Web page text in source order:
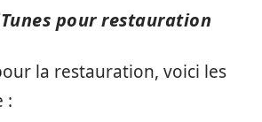
pour restauration
la restauration, voici les
: